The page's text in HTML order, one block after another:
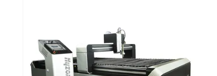
गोपनीयता